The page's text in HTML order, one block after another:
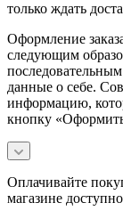
только ждать
Оформление
следующим
данные о себе.
информацию,
кнопку «Оформить
Оплачивайте
магазине